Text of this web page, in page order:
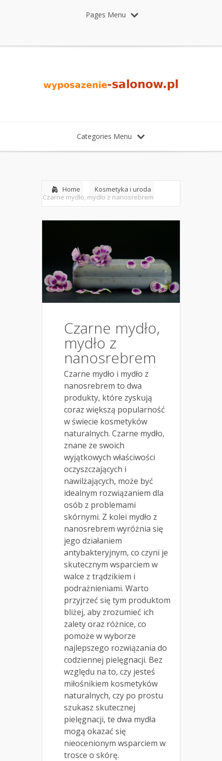
Pages Menu
Categories Menu
Home
Kosmetyka i uroda
Czarne mydło, mydło z nanosrebrem
Czarne mydło,
mydło z
nanosrebrem
Czarne mydło i mydło z
nanosrebrem to dwa
produkty, które zyskują
coraz większą popularność
w świecie kosmetyków
naturalnych. Czarne mydło,
znane ze swoich
wyjątkowych właściwości
oczyszczających i
nawilżających, może być
idealnym rozwiązaniem dla
osób z problemami
skórnymi. Z kolei mydło z
nanosrebrem wyróżnia się
jego działaniem
antybakteryjnym, co czyni je
skutecznym wsparciem w
walce z trądzikiem i
podrażnieniami. Warto
przyjrzeć się tym produktom
bliżej, aby zrozumieć ich
zalety oraz różnice, co
pomoże w wyborze
najlepszego rozwiązania do
codziennej pielęgnacji. Bez
względu na to, czy jesteś
miłośnikiem kosmetyków
naturalnych, czy po prostu
szukasz skutecznej
pielęgnacji, te dwa mydła
mogą okazać się
nieocenionym wsparciem w
trosce o skórę.